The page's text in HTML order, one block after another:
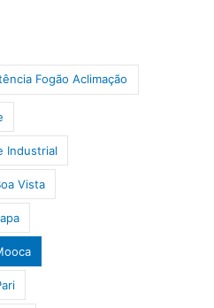
Fogão Aclimação
Industrial
Vista